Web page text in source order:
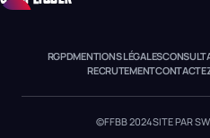
RGPDMENTIONS LÉGALES
RECRUTEMENT
©FFBB 2024SITE PAR